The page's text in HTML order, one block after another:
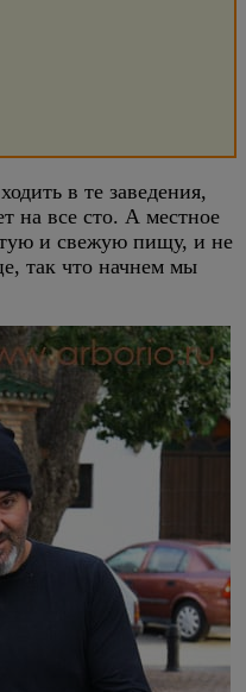
в те заведения,
на все сто. А местное
и свежую пищу, и не
так что начнем мы